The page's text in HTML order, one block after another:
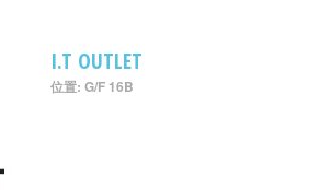
I.T OUTLET
位置: G/F 16B